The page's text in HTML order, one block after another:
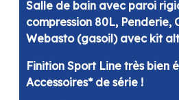
Salle de bain avec paroi
compression 80L, Penderie,
Webasto (gasoil) avec kit
Finition Sport Line très bien
Accessoires* de série !